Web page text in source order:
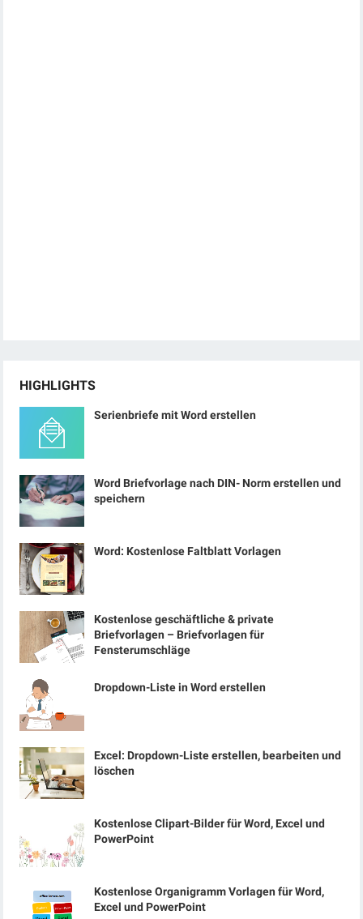
HIGHLIGHTS
Serienbriefe mit Word erstellen
Word Briefvorlage nach DIN- Norm erstellen und
speichern
Word: Kostenlose Faltblatt Vorlagen
Kostenlose geschäftliche & private
Briefvorlagen – Briefvorlagen für
Fensterumschläge
Dropdown-Liste in Word erstellen
Excel: Dropdown-Liste erstellen, bearbeiten und
löschen
Kostenlose Clipart-Bilder für Word, Excel und
PowerPoint
Kostenlose Organigramm Vorlagen für Word,
Excel und PowerPoint